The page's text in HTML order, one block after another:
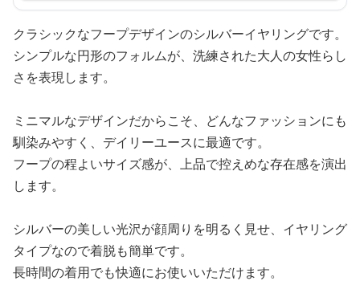
クラシックなフープデザインのシルバーイヤリングです。
シンプルな円形のフォルムが、洗練された大人の女性らし
さを表現します。
ミニマルなデザインだからこそ、どんなファッションにも
馴染みやすく、デイリーユースに最適です。
フープの程よいサイズ感が、上品で控えめな存在感を演出
します。
シルバーの美しい光沢が顔周りを明るく見せ、イヤリング
タイプなので着脱も簡単です。
長時間の着用でも快適にお使いいただけます。